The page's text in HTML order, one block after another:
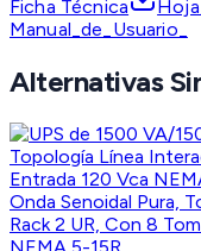
Ficha Técnica
Manual_de_Usuario_
Alternativas